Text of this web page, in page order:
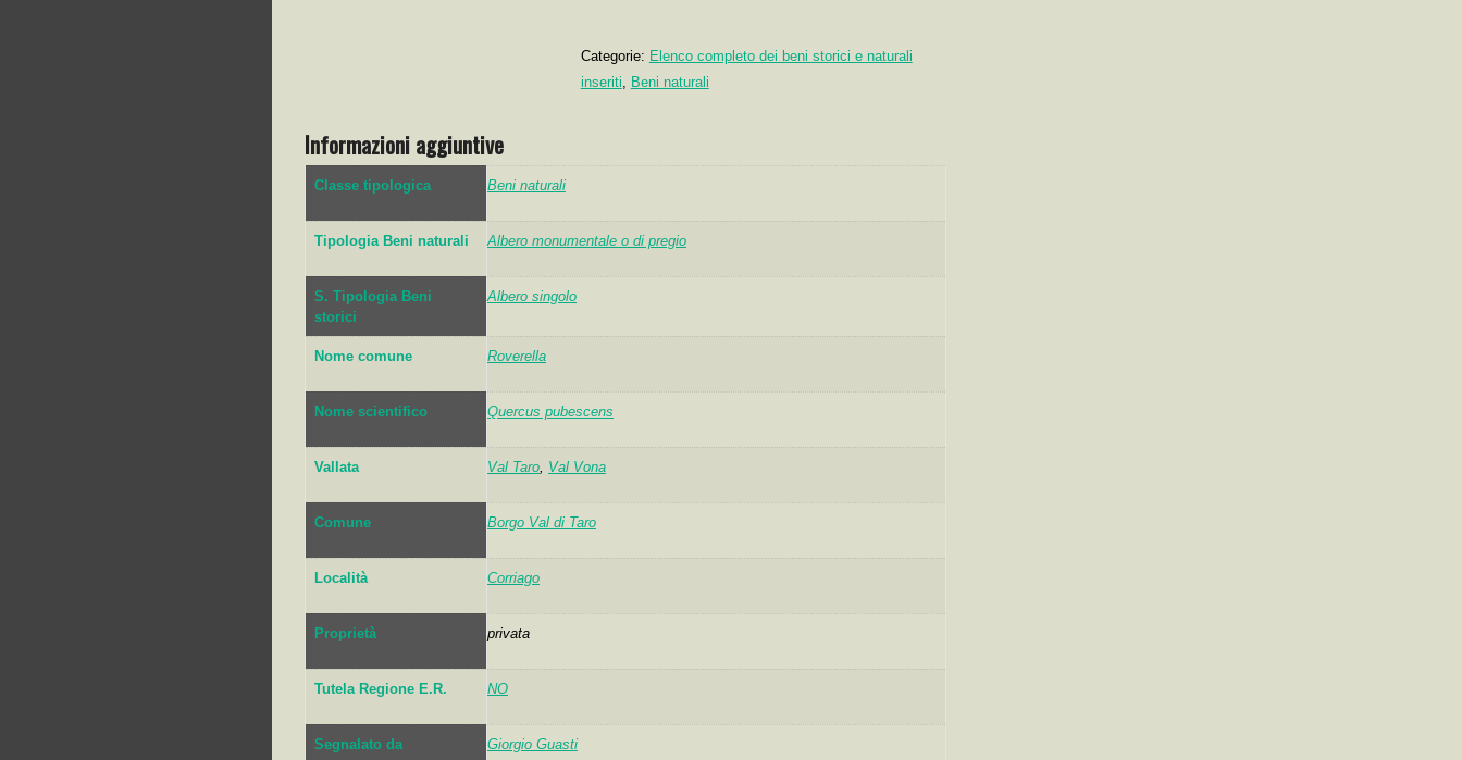
Categorie: Elenco completo dei beni storici e naturali
inseriti, Beni naturali
Informazioni aggiuntive
Classe tipologica Beni naturali
Tipologia Beni naturali Albero monumentale o di pregio
S. Tipologia Beni
storici
Albero singolo
Nome comune Roverella
Nome scientifico Quercus pubescens
Vallata Val Taro, Val Vona
Comune Borgo Val di Taro
Località Corriago
Proprietà privata
Tutela Regione E.R. NO
Segnalato da Giorgio Guasti